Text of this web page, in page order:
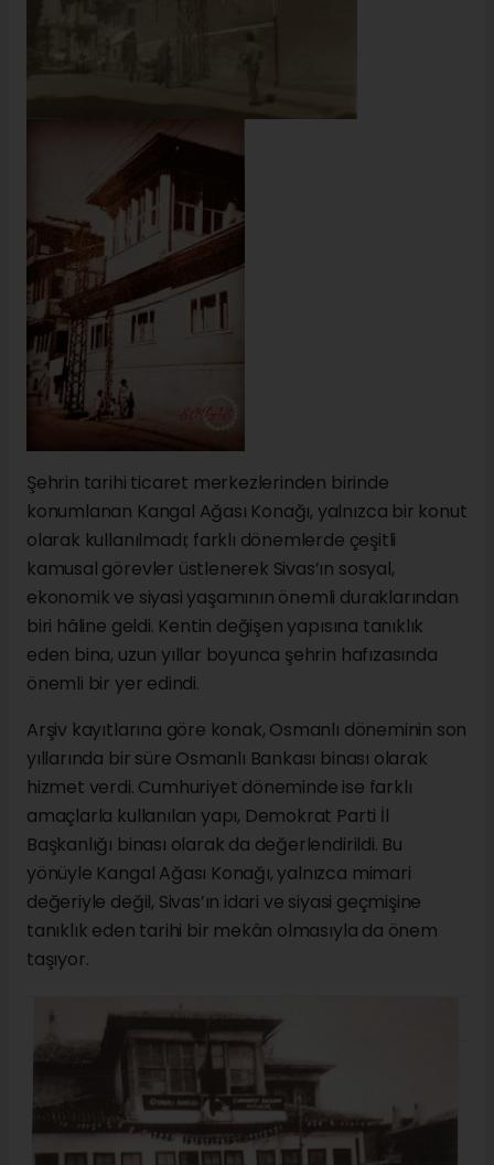
Şehrin tarihi ticaret merkezlerinden birinde
konumlanan Kangal Ağası Konağı, yalnızca bir konut
olarak kullanılmadı; farklı dönemlerde çeşitli
kamusal görevler üstlenerek Sivas’ın sosyal,
ekonomik ve siyasi yaşamının önemli duraklarından
biri hâline geldi. Kentin değişen yapısına tanıklık
eden bina, uzun yıllar boyunca şehrin hafızasında
önemli bir yer edindi.
Arşiv kayıtlarına göre konak, Osmanlı döneminin son
yıllarında bir süre Osmanlı Bankası binası olarak
hizmet verdi. Cumhuriyet döneminde ise farklı
amaçlarla kullanılan yapı, Demokrat Parti İl
Başkanlığı binası olarak da değerlendirildi. Bu
yönüyle Kangal Ağası Konağı, yalnızca mimari
değeriyle değil, Sivas’ın idari ve siyasi geçmişine
tanıklık eden tarihi bir mekân olmasıyla da önem
taşıyor.